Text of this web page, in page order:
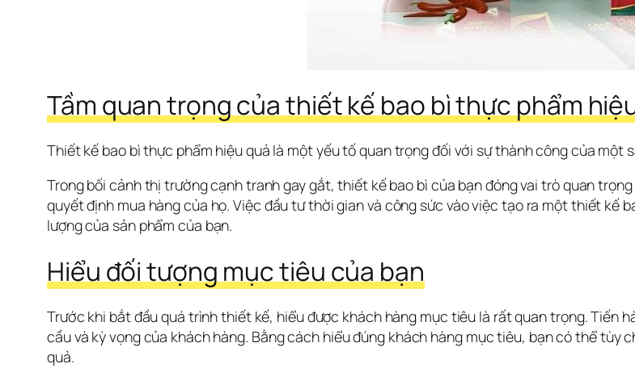
Tầm quan trọng của thiết kế bao bì thực phẩm
Thiết kế bao bì thực phẩm hiệu quả là một yếu tố quan trọng đối với sự thành công của một
Trong bối cảnh thị trường cạnh tranh gay gắt, thiết kế bao bì của bạn đóng vai trò quan
quyết định mua hàng của họ. Việc đầu tư thời gian và công sức vào việc tạo ra một thiết kế
lượng của sản phẩm của bạn.
Hiểu đối tượng mục tiêu của bạn
Trước khi bắt đầu quá trình thiết kế, hiểu được khách hàng mục tiêu là rất quan trọng. Tiến
cầu và kỳ vọng của khách hàng. Bằng cách hiểu đúng khách hàng mục tiêu, bạn có thể
quả.